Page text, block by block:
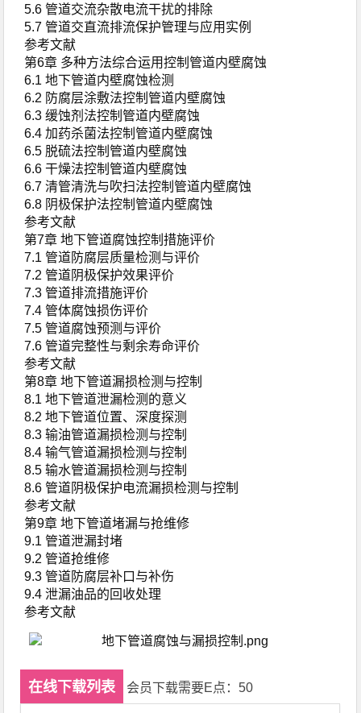
5.6 管道交流杂散电流干扰的排除
5.7 管道交直流排流保护管理与应用实例
参考文献
第6章 多种方法综合运用控制管道内壁腐蚀
6.1 地下管道内壁腐蚀检测
6.2 防腐层涂敷法控制管道内壁腐蚀
6.3 缓蚀剂法控制管道内壁腐蚀
6.4 加药杀菌法控制管道内壁腐蚀
6.5 脱硫法控制管道内壁腐蚀
6.6 干燥法控制管道内壁腐蚀
6.7 清管清洗与吹扫法控制管道内壁腐蚀
6.8 阴极保护法控制管道内壁腐蚀
参考文献
第7章 地下管道腐蚀控制措施评价
7.1 管道防腐层质量检测与评价
7.2 管道阴极保护效果评价
7.3 管道排流措施评价
7.4 管体腐蚀损伤评价
7.5 管道腐蚀预测与评价
7.6 管道完整性与剩余寿命评价
参考文献
第8章 地下管道漏损检测与控制
8.1 地下管道泄漏检测的意义
8.2 地下管道位置、深度探测
8.3 输油管道漏损检测与控制
8.4 输气管道漏损检测与控制
8.5 输水管道漏损检测与控制
8.6 管道阴极保护电流漏损检测与控制
参考文献
第9章 地下管道堵漏与抢维修
9.1 管道泄漏封堵
9.2 管道抢维修
9.3 管道防腐层补口与补伤
9.4 泄漏油品的回收处理
参考文献
在线下载列表 会员下载需要E点：50